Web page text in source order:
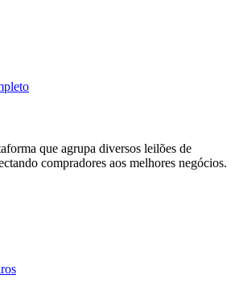
que agrupa diversos leilões de
compradores aos melhores negócios.